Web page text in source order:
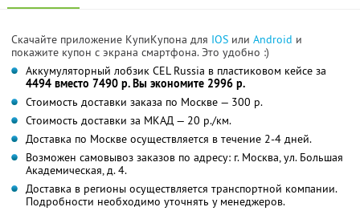
Скачайте приложение КупиКупона для IOS или Android и
покажите купон с экрана смартфона. Это удобно :)
Аккумуляторный лобзик CEL Russia в пластиковом кейсе за
4494 вместо 7490 р. Вы экономите 2996 р.
Стоимость доставки заказа по Москве — 300 р.
Стоимость доставки за МКАД — 20 р./км.
Доставка по Москве осуществляется в течение 2-4 дней.
Возможен самовывоз заказов по адресу: г. Москва, ул. Большая
Академическая, д. 4.
Доставка в регионы осуществляется транспортной компании.
Подробности необходимо уточнять у менеджеров.